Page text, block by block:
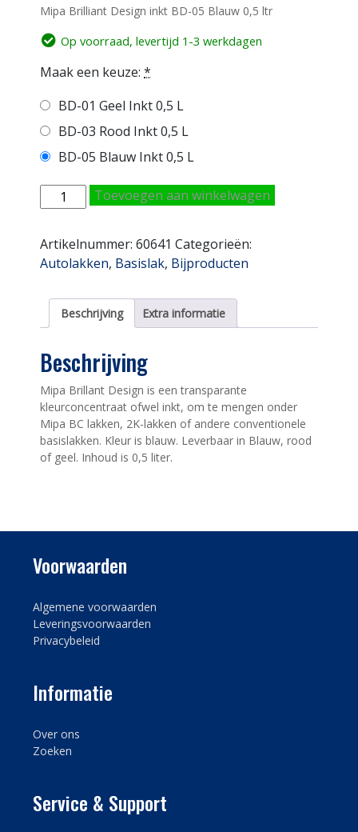
Mipa Brilliant Design inkt BD-05 Blauw 0,5 ltr
Op voorraad, levertijd 1-3 werkdagen
Maak een keuze: *
BD-01 Geel Inkt 0,5 L
BD-03 Rood Inkt 0,5 L
BD-05 Blauw Inkt 0,5 L
Mipa
Brilliant
Inkt
BD-
Blauw
0,5L
Toevoegen aan winkelwagen
Artikelnummer: 60641 Categorieën:
Autolakken, Basislak, Bijproducten
Beschrijving Extra informatie
Beschrijving
Mipa Brillant Design is een transparante
kleurconcentraat ofwel inkt, om te mengen onder
Mipa BC lakken, 2K-lakken of andere conventionele
basislakken. Kleur is blauw. Leverbaar in Blauw, rood
of geel. Inhoud is 0,5 liter.
Voorwaarden
Algemene voorwaarden
Leveringsvoorwaarden
Privacybeleid
Informatie
Over ons
Zoeken
Service & Support